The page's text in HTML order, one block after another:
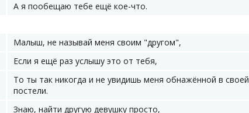
А я пообещаю тебе ещё кое-что.
Малыш, не называй меня своим "другом",
Если я ещё раз услышу это от тебя,
То ты так никогда и не увидишь меня обнажённой в своей
постели.
Знаю, найти другую девушку просто,